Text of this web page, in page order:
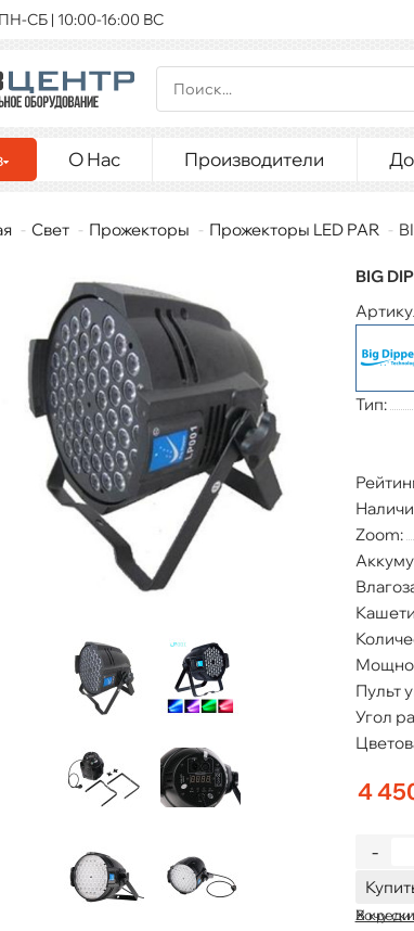
СБ | 10:00-16:00 ВС
О Нас Производители
Свет Прожекторы Прожекторы LED PAR
BIG
Тип:
Zoom:
Пульт
Угол
4
-
В
Хочу